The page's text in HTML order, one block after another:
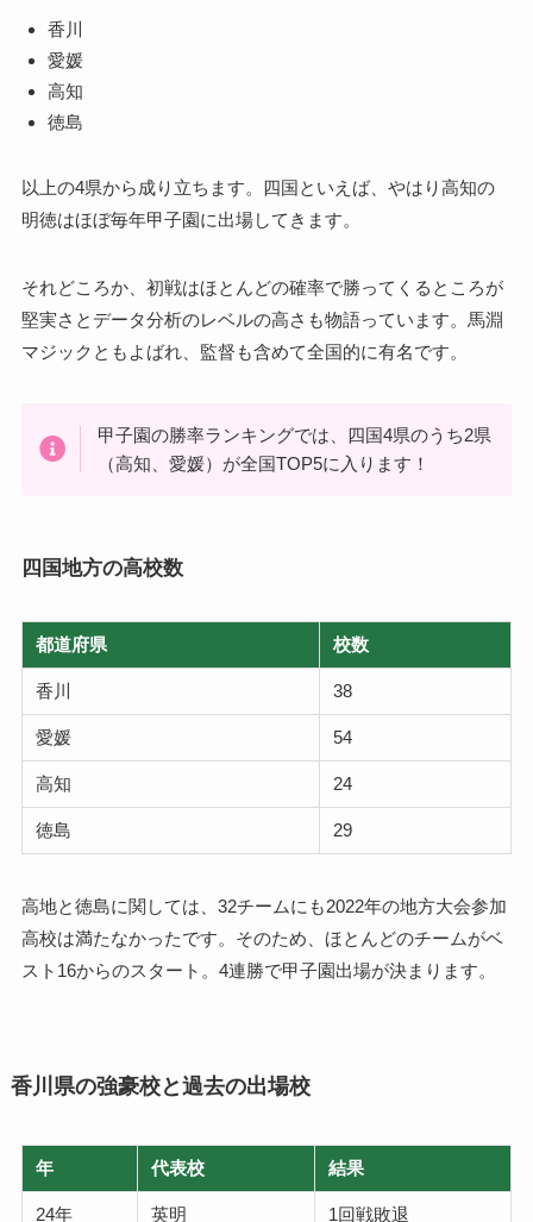
香川
愛媛
高知
徳島
以上の4県から成り立ちます。四国といえば、やはり高知の
明徳はほぼ毎年甲子園に出場してきます。
それどころか、初戦はほとんどの確率で勝ってくるところが
堅実さとデータ分析のレベルの高さも物語っています。馬淵
マジックともよばれ、監督も含めて全国的に有名です。
甲子園の勝率ランキングでは、四国4県のうち2県
（高知、愛媛）が全国TOP5に入ります！
四国地方の高校数
都道府県 校数
香川 38
愛媛 54
高知 24
徳島 29
高地と徳島に関しては、32チームにも2022年の地方大会参加
高校は満たなかったです。そのため、ほとんどのチームがベ
スト16からのスタート。4連勝で甲子園出場が決まります。
香川県の強豪校と過去の出場校
年 代表校 結果
24年 英明 1回戦敗退